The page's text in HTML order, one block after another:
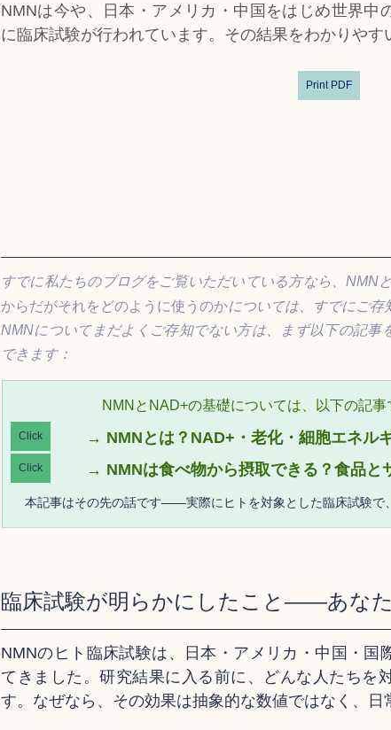
NMNは今や、日本・アメリカ・中国をはじめ世界中
に臨床試験が行われています。その結果をわかりやす
Print PDF
すでに私たちのブログをご覧いただいている方なら、NMN
からだがそれをどのように使うのかについては、すでにご存
NMNについてまだよくご存知でない方は、まず以下の記事
できます：
NMNとNAD+の基礎については、以下の記事
Click → NMNとは？NAD+・老化・細胞エネル
Click → NMNは食べ物から摂取できる？食品と
本記事はその先の話です——実際にヒトを対象とした臨床試験で
臨床試験が明らかにしたこと——あな
NMNのヒト臨床試験は、日本・アメリカ・中国・国
てきました。研究結果に入る前に、どんな人たちを
す。なぜなら、その効果は抽象的な数値ではなく、日